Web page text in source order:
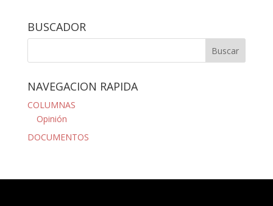
BUSCADOR
NAVEGACION RAPIDA
COLUMNAS
Opinión
DOCUMENTOS